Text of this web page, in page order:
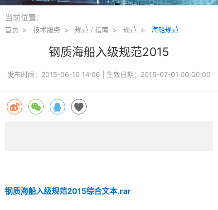
当前位置：
首页 技术服务 规范 / 指南 规范 海船规范
钢质海船入级规范2015
发布时间： 2015-06-10 14:06 | 生效日期： 2015-07-01 00:00:00
钢质海船入级规范2015综合文本.rar